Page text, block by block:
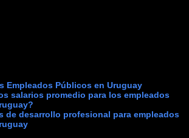
Empleados Públicos en Uruguay
salarios promedio para los empleados
de desarrollo profesional para empleados